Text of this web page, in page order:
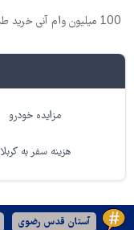
100 میلیون وام آنی خرید طلا (بازپرداخت 12 ماهه)
مزایده خودرو
هزینه سفر به کربلا
آستان قدس رضوی